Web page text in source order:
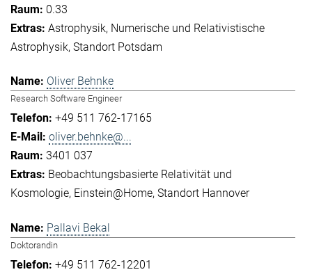
0.33
Astrophysik Numerische und Relativistische
Astrophysik Standort Potsdam
Oliver Behnke
Research Software Engineer
+49 511 762-17165
oliver.behnke@...
3401 037
Beobachtungsbasierte Relativität und
Kosmologie Einstein@Home Standort Hannover
Pallavi Bekal
Doktorandin
+49 511 762-12201